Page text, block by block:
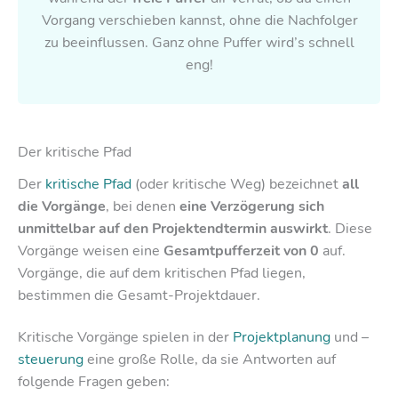
Vorgang verschieben kannst, ohne die Nachfolger
zu beeinflussen. Ganz ohne Puffer wird’s schnell
eng!
Der kritische Pfad
Der kritische Pfad (oder kritische Weg) bezeichnetall
die Vorgänge, bei denen eine Verzögerung sich
unmittelbar auf den Projektendtermin auswirkt. Diese
Vorgänge weisen eine Gesamtpufferzeit von 0 auf.
Vorgänge, die auf dem kritischen Pfad liegen,
bestimmen die Gesamt-Projektdauer.
Kritische Vorgänge spielen in der Projektplanung und –
steuerungeine große Rolle, da sie Antworten auf
folgende Fragen geben: